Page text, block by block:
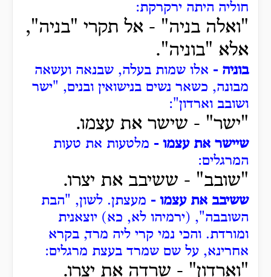
חוליה היתה ירקרקת:
"ואלה בניה" - אל תקרי "בניה",
אלא "בוניה".
בוניה - אלו שמות בעלה, שבנאה ועשאה
מבונה, כשאר נשים בנישואין ובנים, "ישר
ושובב וארדון":
"ישר" - שישר את עצמו.
שיישר את עצמו - מלטעות את טעות
המרגלים:
"שובב" - ששיבב את יצרו.
ששיבב את עצמו - מעצתן. לשון, "הבת
השובבה", (ירמיהו לא, כא) יוצאנית
ומורדת. והכי נמי קרי ליה מרד, בקרא
אחרינא, על שם שמרד בעצת מרגלים:
"וארדון" - שרדה את יצרו.